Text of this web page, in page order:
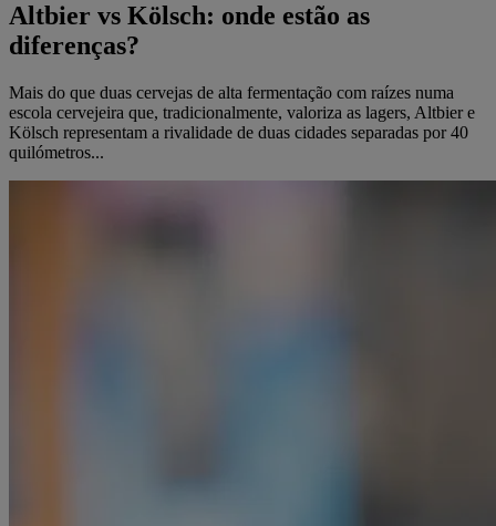
Altbier vs Kölsch: onde estão as
diferenças?
Mais do que duas cervejas de alta fermentação com raízes numa
escola cervejeira que, tradicionalmente, valoriza as lagers, Altbier e
Kölsch representam a rivalidade de duas cidades separadas por 40
quilómetros...